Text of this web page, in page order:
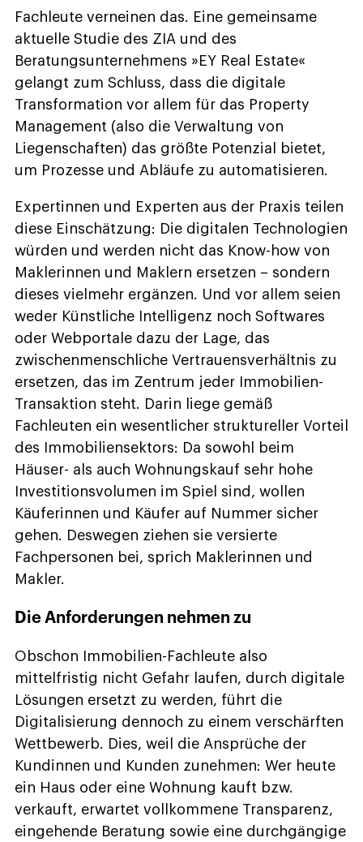
Fachleute verneinen das. Eine gemeinsame
aktuelle Studie des ZIA und des
Beratungsunternehmens »EY Real Estate«
gelangt zum Schluss, dass die digitale
Transformation vor allem für das Property
Management (also die Verwaltung von
Liegenschaften) das größte Potenzial bietet,
um Prozesse und Abläufe zu automatisieren.
Expertinnen und Experten aus der Praxis teilen
diese Einschätzung: Die digitalen Technologien
würden und werden nicht das Know-how von
Maklerinnen und Maklern ersetzen – sondern
dieses vielmehr ergänzen. Und vor allem seien
weder Künstliche Intelligenz noch Softwares
oder Webportale dazu der Lage, das
zwischenmenschliche Vertrauensverhältnis zu
ersetzen, das im Zentrum jeder Immobilien-
Transaktion steht. Darin liege gemäß
Fachleuten ein wesentlicher struktureller Vorteil
des Immobiliensektors: Da sowohl beim
Häuser- als auch Wohnungskauf sehr hohe
Investitionsvolumen im Spiel sind, wollen
Käuferinnen und Käufer auf Nummer sicher
gehen. Deswegen ziehen sie versierte
Fachpersonen bei, sprich Maklerinnen und
Makler.
Die Anforderungen nehmen zu
Obschon Immobilien-Fachleute also
mittelfristig nicht Gefahr laufen, durch digitale
Lösungen ersetzt zu werden, führt die
Digitalisierung dennoch zu einem verschärften
Wettbewerb. Dies, weil die Ansprüche der
Kundinnen und Kunden zunehmen: Wer heute
ein Haus oder eine Wohnung kauft bzw.
verkauft, erwartet vollkommene Transparenz,
eingehende Beratung sowie eine durchgängige